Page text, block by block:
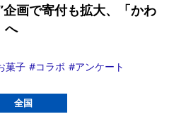
企画で寄付も拡大、「かわ
へ
菓子 コラボ
アンケート
全国